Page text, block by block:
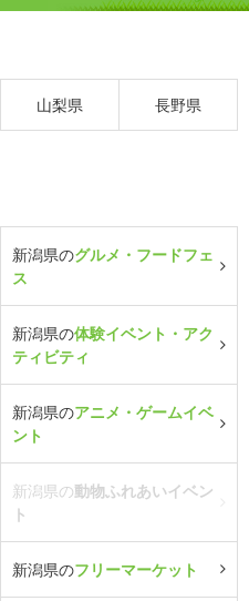
山梨県 長野県
新潟県のグルメ・フードフェ
ス
新潟県の体験イベント・アク
ティビティ
新潟県のアニメ・ゲームイベ
ント
新潟県の動物ふれあいイベン
ト
新潟県のフリーマーケット